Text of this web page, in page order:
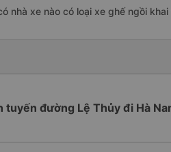
nhà xe nào có loại xe ghế ngồi
tuyến đường Lệ Thủy đi Hà